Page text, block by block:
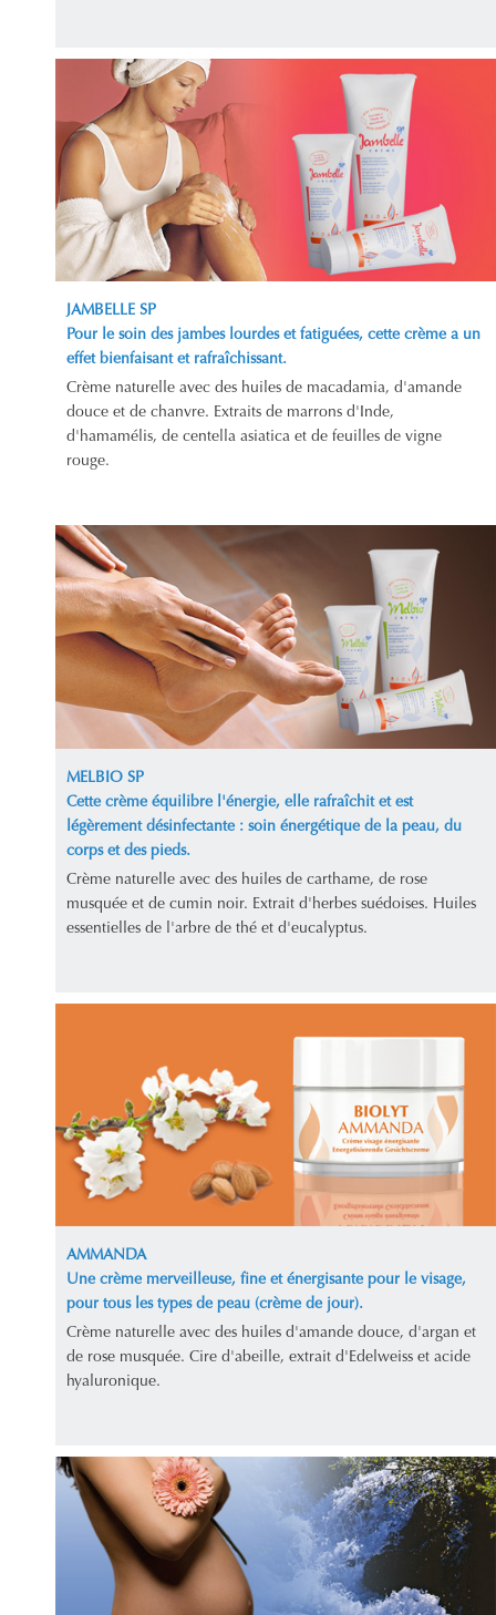
JAMBELLE SP
Pour le soin des jambes lourdes et fatiguées, cette crème a un
effet bienfaisant et rafraîchissant.
Crème naturelle avec des huiles de macadamia, d'amande
douce et de chanvre. Extraits de marrons d'Inde,
d'hamamélis, de centella asiatica et de feuilles de vigne
rouge.
MELBIO SP
Cette crème équilibre l'énergie, elle rafraîchit et est
légèrement désinfectante : soin énergétique de la peau, du
corps et des pieds.
Crème naturelle avec des huiles de carthame, de rose
musquée et de cumin noir. Extrait d'herbes suédoises. Huiles
essentielles de l'arbre de thé et d'eucalyptus.
AMMANDA
Une crème merveilleuse, fine et énergisante pour le visage,
pour tous les types de peau (crème de jour).
Crème naturelle avec des huiles d'amande douce, d'argan et
de rose musquée. Cire d'abeille, extrait d'Edelweiss et acide
hyaluronique.